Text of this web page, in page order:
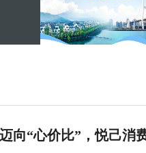
向“心价比”，悦己消